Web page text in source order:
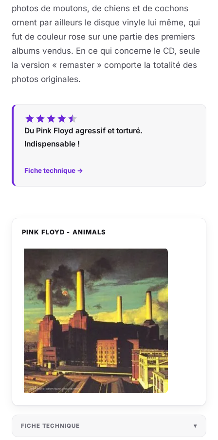
photos de moutons, de chiens et de cochons
ornent par ailleurs le disque vinyle lui même, qui
fut de couleur rose sur une partie des premiers
albums vendus. En ce qui concerne le CD, seule
la version « remaster » comporte la totalité des
photos originales.
Du Pink Floyd agressif et torturé.
Indispensable !
Fiche technique →
PINK FLOYD - ANIMALS
FICHE TECHNIQUE